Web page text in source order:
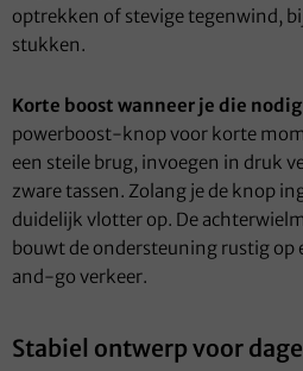
optrekken of stevige tegenwind,
stukken.
Korte boost wanneer je die
powerboost-knop voor korte
een steile brug, invoegen in druk
zware tassen. Zolang je de knop
duidelijk vlotter op. De
bouwt de ondersteuning rustig op
and-go verkeer.
Stabiel ontwerp voor